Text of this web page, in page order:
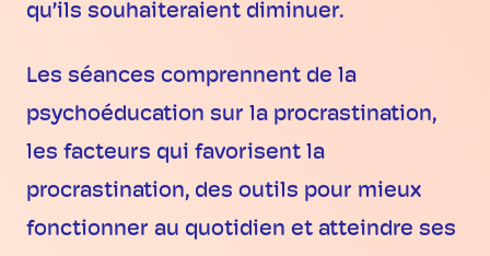
qu’ils souhaiteraient diminuer.
Les séances comprennent de la
psychoéducation sur la procrastination,
les facteurs qui favorisent la
procrastination, des outils pour mieux
fonctionner au quotidien et atteindre ses